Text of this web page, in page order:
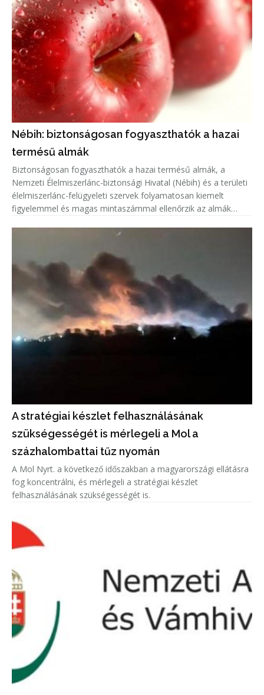
Nébih: biztonságosan fogyaszthatók a hazai
termésű almák
Biztonságosan fogyaszthatók a hazai termésű almák, a
Nemzeti Élelmiszerlánc-biztonsági Hivatal (Nébih) és a területi
élelmiszerlánc-felügyeleti szervek folyamatosan kiemelt
figyelemmel és magas mintaszámmal ellenőrzik az almák
A stratégiai készlet felhasználásának
szükségességét is mérlegeli a Mol a
százhalombattai tűz nyomán
A Mol Nyrt. a következő időszakban a magyarországi ellátásra
fog koncentrálni, és mérlegeli a stratégiai készlet
felhasználásának szükségességét is.